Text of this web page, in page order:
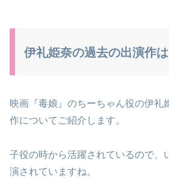
伊礼姫奈の過去の出演作は
映画『毒娘』のちーちゃん役の伊礼
作についてご紹介します。
子役の時から活躍されているので、
演されていますね。